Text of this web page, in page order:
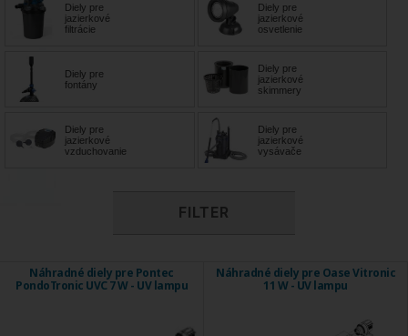
Diely pre
jazierkové
filtrácie
Diely pre
jazierkové
osvetlenie
Diely pre
fontány
Diely pre
jazierkové
skimmery
Diely pre
jazierkové
vzduchovanie
Diely pre
jazierkové
vysávače
FILTER
Náhradné diely pre Pontec
PondoTronic UVC 7 W - UV lampu
Náhradné diely pre Oase Vitronic
11 W - UV lampu